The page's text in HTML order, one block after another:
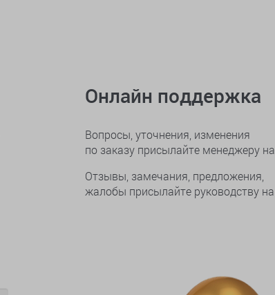
Онлайн поддержка
Вопросы, уточнения, изменения
по заказу присылайте менеджеру на
Отзывы, замечания, предложения,
жалобы присылайте руководству на